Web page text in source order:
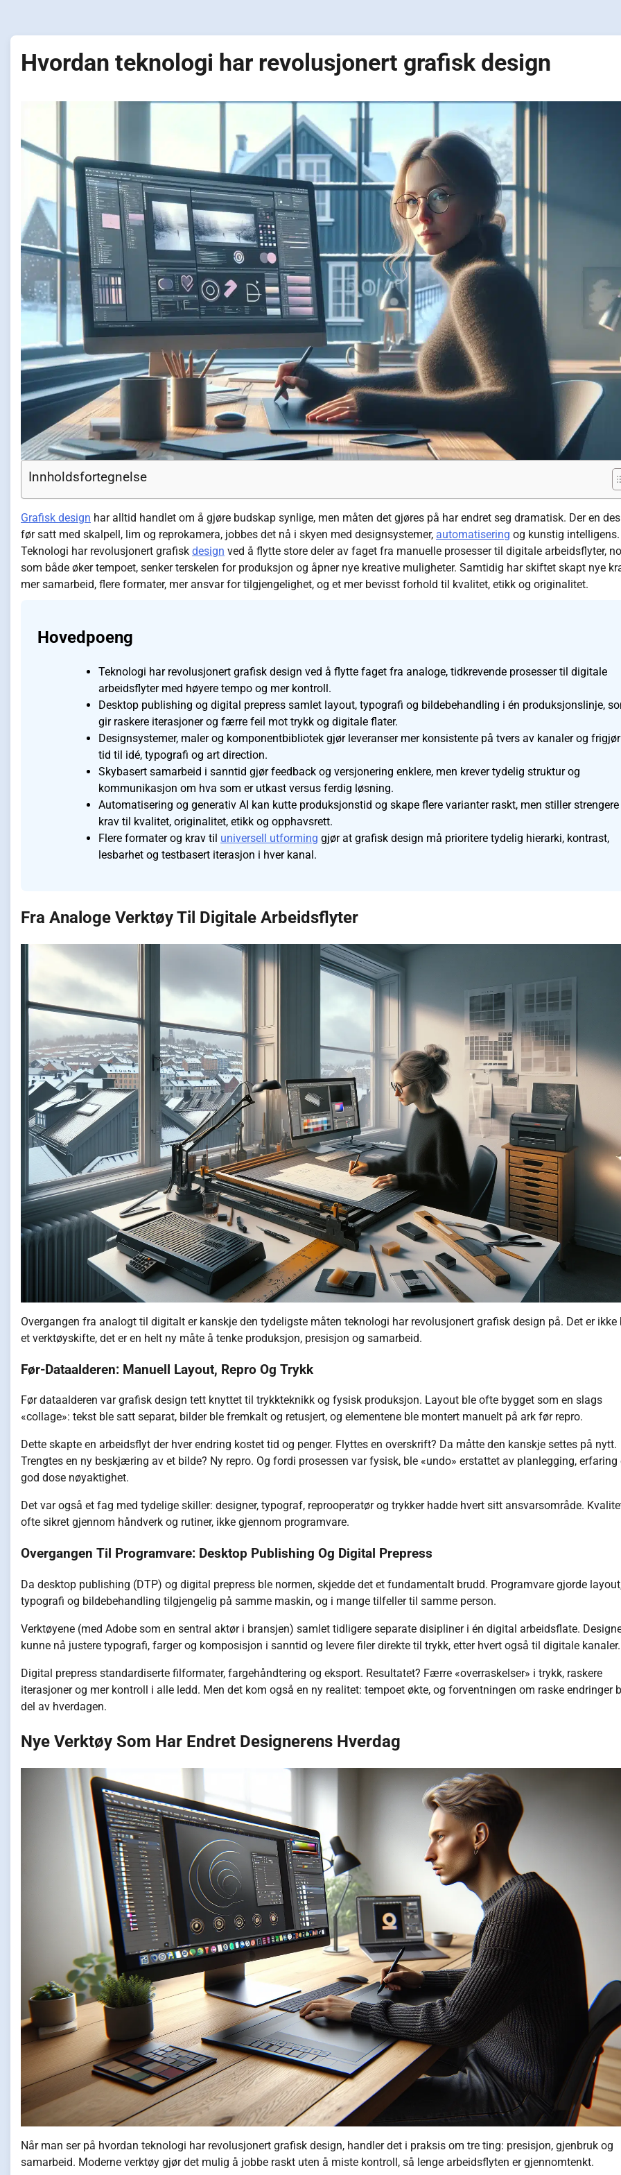
Hvordan teknologi har revolusjonert grafisk design
Innholdsfortegnelse
Grafisk design har alltid handlet om å gjøre budskap synlige, men måten det gjøres på har endret seg dramatisk. Der en
før satt med skalpell, lim og reprokamera, jobbes det nå i skyen med designsystemer, automatisering og kunstig intelligens.
Teknologi har revolusjonert grafisk design ved å flytte store deler av faget fra manuelle prosesser til digitale arbeidsflyter,
som både øker tempoet, senker terskelen for produksjon og åpner nye kreative muligheter. Samtidig har skiftet skapt nye
mer samarbeid, flere formater, mer ansvar for tilgjengelighet, og et mer bevisst forhold til kvalitet, etikk og originalitet.
Hovedpoeng
Teknologi har revolusjonert grafisk design ved å flytte faget fra analoge, tidkrevende prosesser til digitale
arbeidsflyter med høyere tempo og mer kontroll.
Desktop publishing og digital prepress samlet layout, typografi og bildebehandling i én produksjonslinje,
gir raskere iterasjoner og færre feil mot trykk og digitale flater.
Designsystemer, maler og komponentbibliotek gjør leveranser mer konsistente på tvers av kanaler og frigjør
tid til idé, typografi og art direction.
Skybasert samarbeid i sanntid gjør feedback og versjonering enklere, men krever tydelig struktur og
kommunikasjon om hva som er utkast versus ferdig løsning.
Automatisering og generativ AI kan kutte produksjonstid og skape flere varianter raskt, men stiller strengere
krav til kvalitet, originalitet, etikk og opphavsrett.
Flere formater og krav til universell utforming gjør at grafisk design må prioritere tydelig hierarki, kontrast,
lesbarhet og testbasert iterasjon i hver kanal.
Fra Analoge Verktøy Til Digitale Arbeidsflyter
Overgangen fra analogt til digitalt er kanskje den tydeligste måten teknologi har revolusjonert grafisk design på. Det er ikke
et verktøyskifte, det er en helt ny måte å tenke produksjon, presisjon og samarbeid.
Før-Dataalderen: Manuell Layout, Repro Og Trykk
Før dataalderen var grafisk design tett knyttet til trykkteknikk og fysisk produksjon. Layout ble ofte bygget som en slags
«collage»: tekst ble satt separat, bilder ble fremkalt og retusjert, og elementene ble montert manuelt på ark før repro.
Dette skapte en arbeidsflyt der hver endring kostet tid og penger. Flyttes en overskrift? Da måtte den kanskje settes på nytt.
Trengtes en ny beskjæring av et bilde? Ny repro. Og fordi prosessen var fysisk, ble «undo» erstattet av planlegging, erfaring
god dose nøyaktighet.
Det var også et fag med tydelige skiller: designer, typograf, reprooperatør og trykker hadde hvert sitt ansvarsområde.
ofte sikret gjennom håndverk og rutiner, ikke gjennom programvare.
Overgangen Til Programvare: Desktop Publishing Og Digital Prepress
Da desktop publishing (DTP) og digital prepress ble normen, skjedde det et fundamentalt brudd. Programvare gjorde
typografi og bildebehandling tilgjengelig på samme maskin, og i mange tilfeller til samme person.
Verktøyene (med Adobe som en sentral aktør i bransjen) samlet tidligere separate disipliner i én digital arbeidsflate.
kunne nå justere typografi, farger og komposisjon i sanntid og levere filer direkte til trykk, etter hvert også til digitale kanaler.
Digital prepress standardiserte filformater, fargehåndtering og eksport. Resultatet? Færre «overraskelser» i trykk, raskere
iterasjoner og mer kontroll i alle ledd. Men det kom også en ny realitet: tempoet økte, og forventningen om raske endringer
del av hverdagen.
Nye Verktøy Som Har Endret Designerens Hverdag
Når man ser på hvordan teknologi har revolusjonert grafisk design, handler det i praksis om tre ting: presisjon, gjenbruk og
samarbeid. Moderne verktøy gjør det mulig å jobbe raskt uten å miste kontroll, så lenge arbeidsflyten er gjennomtenkt.